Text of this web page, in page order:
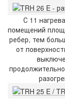
С 11
помещений
ребер, тем
от